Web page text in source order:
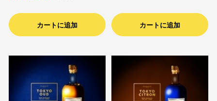
カートに追加 カートに追加